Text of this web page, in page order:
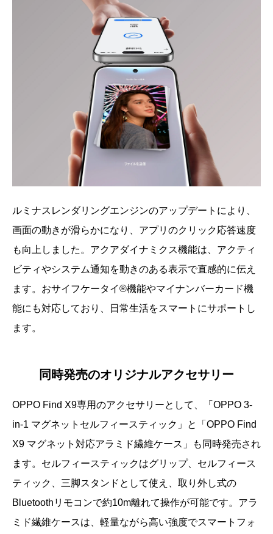
ルミナスレンダリングエンジンのアップデートにより、
画面の動きが滑らかになり、アプリのクリック応答速度
も向上しました。アクアダイナミクス機能は、アクティ
ビティやシステム通知を動きのある表示で直感的に伝え
ます。おサイフケータイ®機能やマイナンバーカード機
能にも対応しており、日常生活をスマートにサポートし
ます。
同時発売のオリジナルアクセサリー
OPPO Find X9専用のアクセサリーとして、「OPPO 3-
in-1 マグネットセルフィースティック」と「OPPO Find
X9 マグネット対応アラミド繊維ケース」も同時発売され
ます。セルフィースティックはグリップ、セルフィース
ティック、三脚スタンドとして使え、取り外し式の
Bluetoothリモコンで約10m離れて操作が可能です。アラ
ミド繊維ケースは、軽量ながら高い強度でスマートフォ